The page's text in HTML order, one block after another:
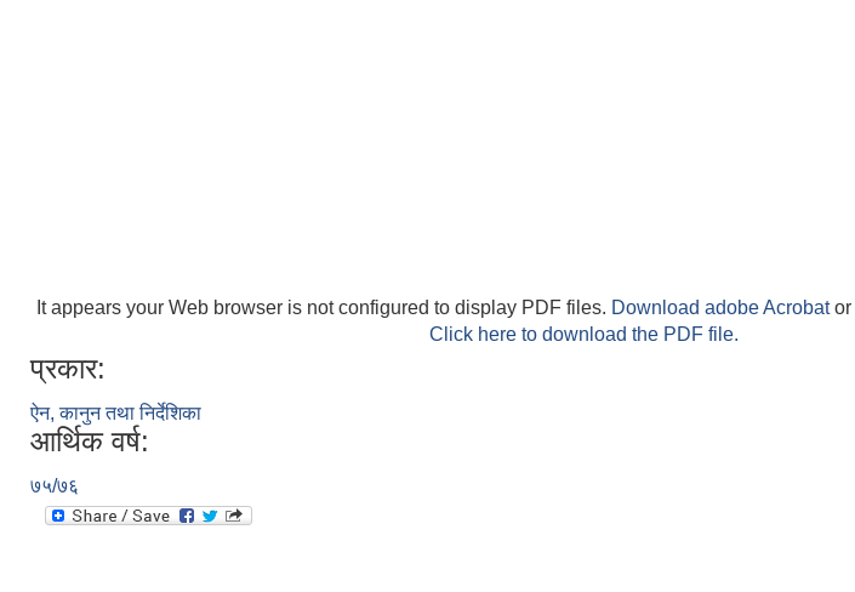
It appears your Web browser is not configured to display PDF files. Download adobe Acrobator
Click here to download the PDF file.
प्रकार:
ऐन, कानुन तथा निर्देशिका
आर्थिक वर्ष:
७५/७६